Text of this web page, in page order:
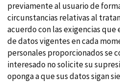
previamente al usuario de
circunstancias relativas al
acuerdo con las exigencias
de datos vigentes en cada
personales proporcionados se
interesado no solicite su
oponga a que sus datos sigan